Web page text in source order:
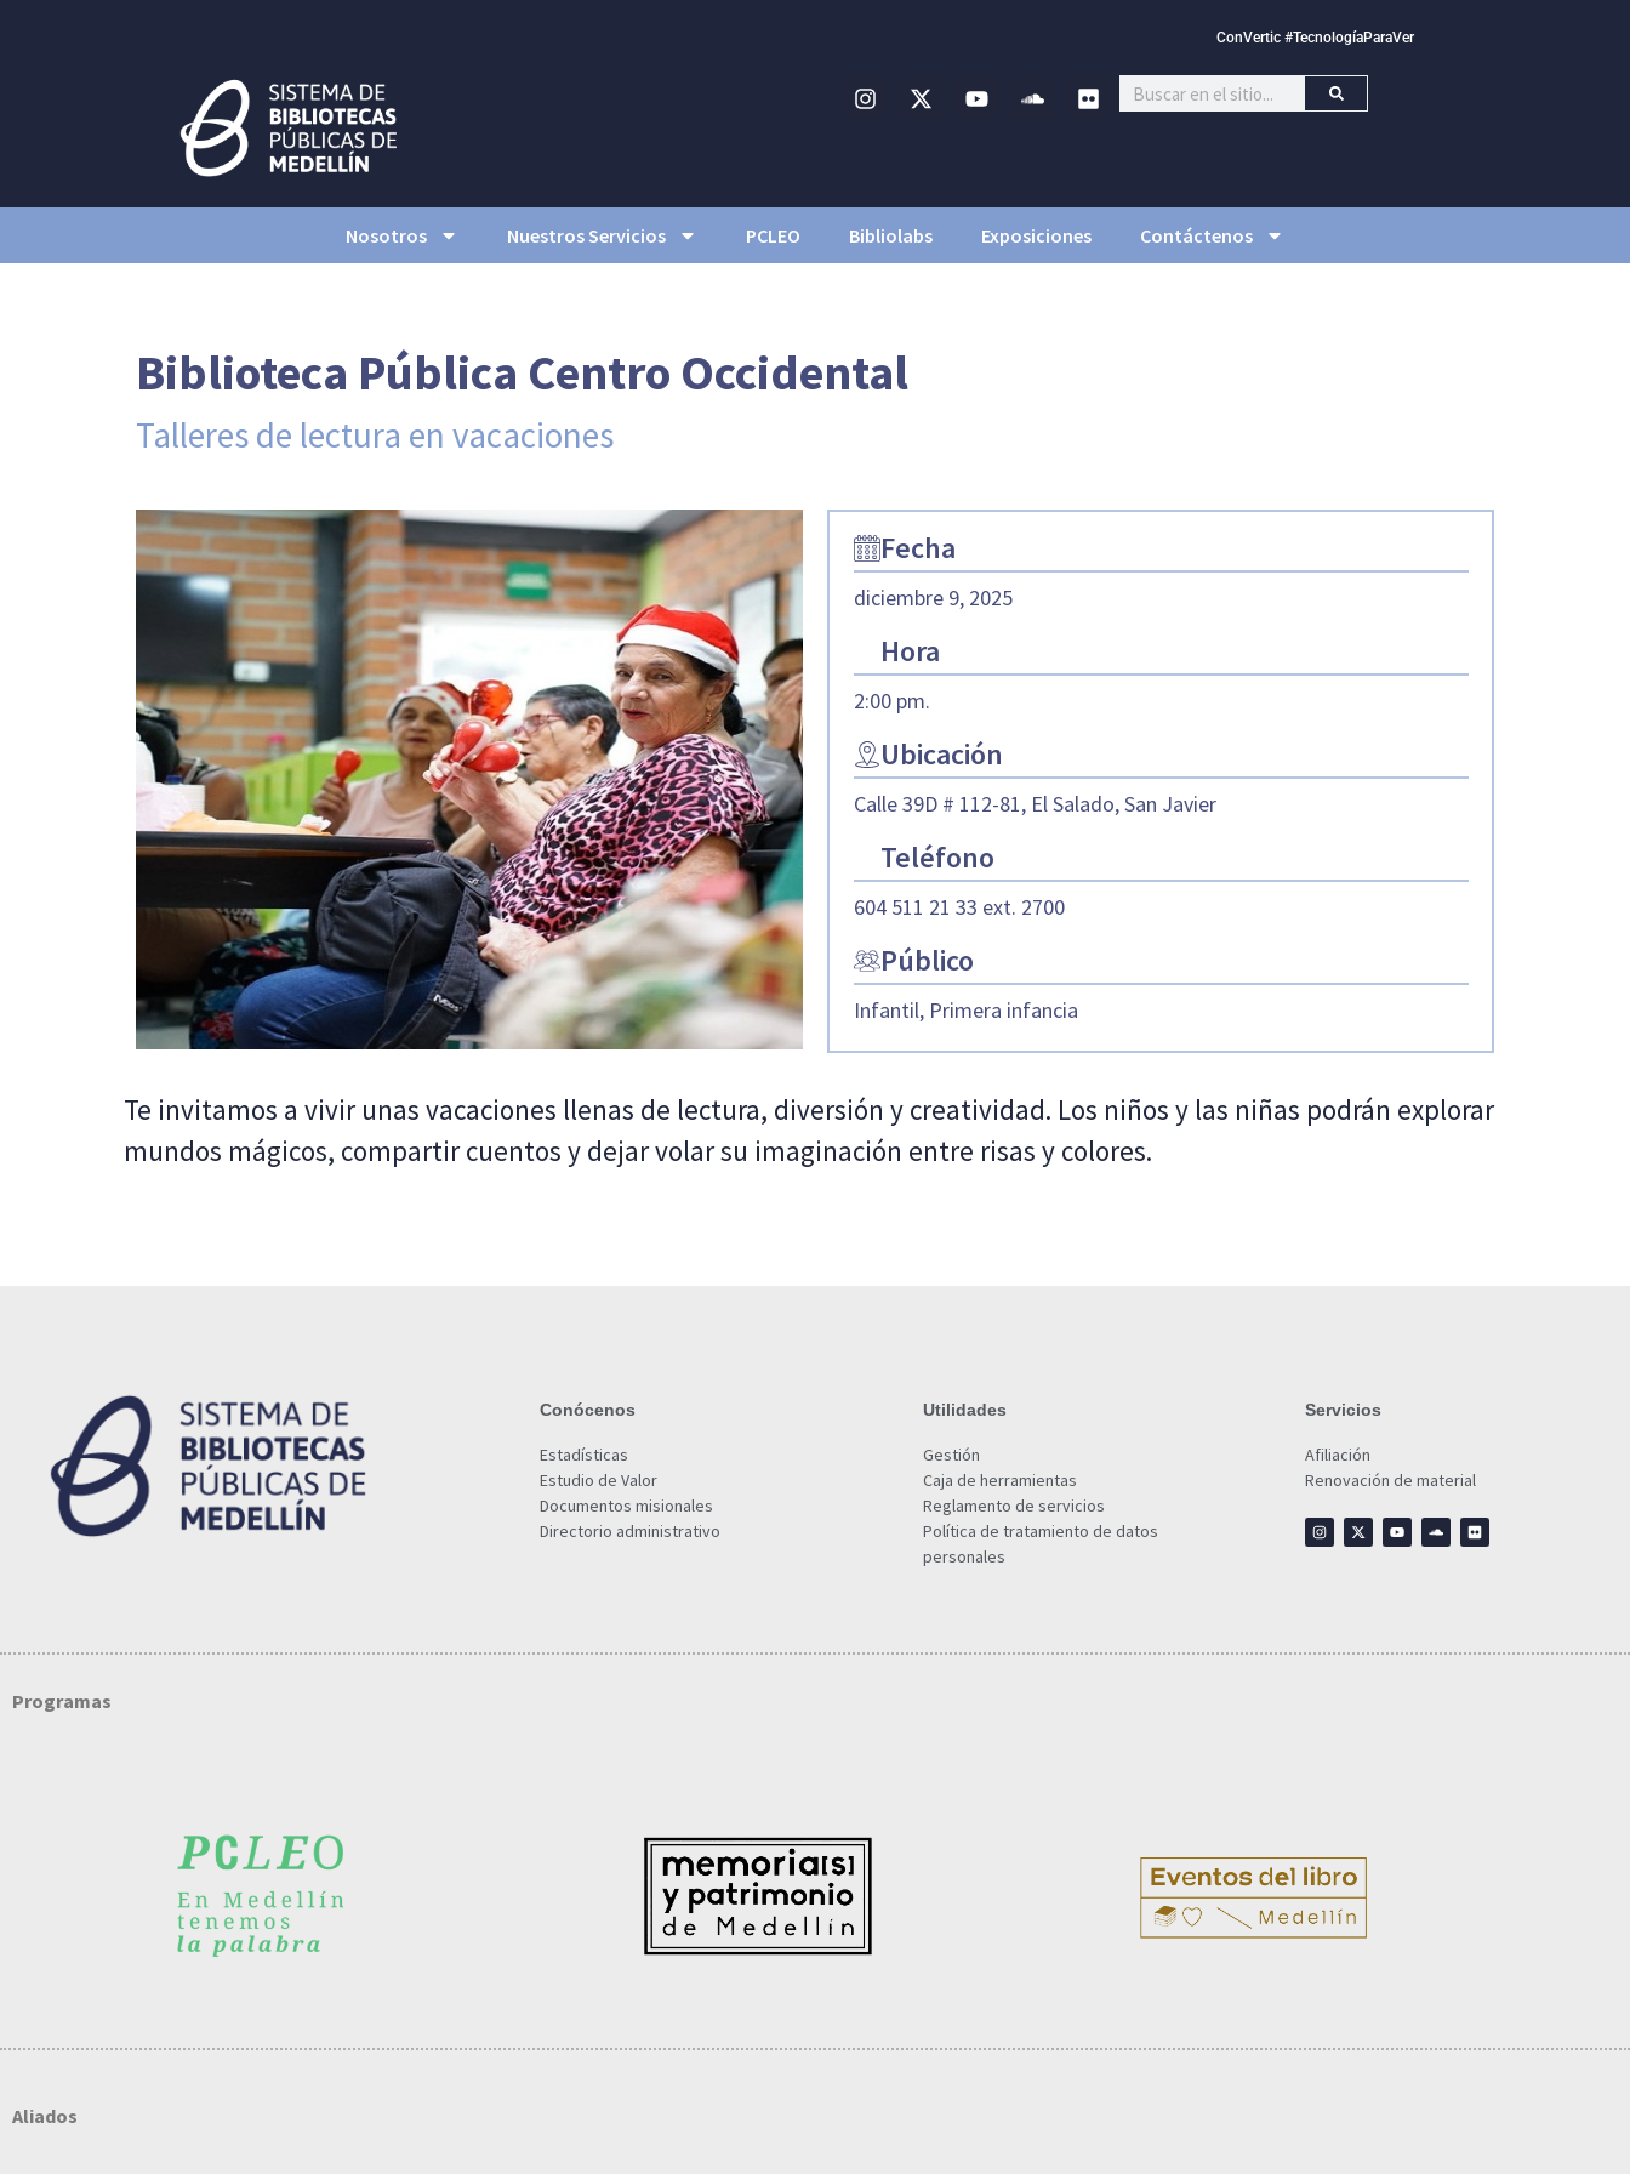
ConVertic #TecnologíaParaVer
Nosotros Nuestros Servicios PCLEO Bibliolabs Exposiciones Contáctenos
Biblioteca Pública Centro Occidental
Talleres de lectura en vacaciones
Fecha
diciembre 9, 2025
Hora
2:00 pm.
Ubicación
Calle 39D # 112-81, El Salado, San Javier
Teléfono
604 511 21 33 ext. 2700
Público
Infantil, Primera infancia
Te invitamos a vivir unas vacaciones llenas de lectura, diversión y creatividad. Los niños y las niñas podrán explorar
mundos mágicos, compartir cuentos y dejar volar su imaginación entre risas y colores.
Conócenos
Estadísticas
Estudio de Valor
Documentos misionales
Directorio administrativo
Utilidades
Gestión
Caja de herramientas
Reglamento de servicios
Política de tratamiento de datos
personales
Servicios
Afiliación
Renovación de material
Programas
Aliados